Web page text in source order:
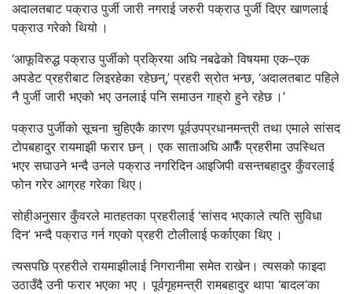
अदालतबाट पक्राउ पुर्जी जारी नगराई जरुरी पक्राउ पुर्जी दिएर खाणलाई
पक्राउ गरेको थियो ।
‘आफूविरुद्ध पक्राउ पुर्जीको प्रक्रिया अघि नबढेको विषयमा एक–एक
अपडेट प्रहरीबाट लिइरहेका रहेछन्,’ प्रहरी स्रोत भन्छ, ‘अदालतबाट पहिले
नै पुर्जी जारी भएको भए उनलाई पनि समाउन गाह्रो हुने रहेछ ।’
पक्राउ पुर्जीको सूचना चुहिएकै कारण पूर्वउपप्रधानमन्त्री तथा एमाले सांसद
टोपबहादुर रायमाझी फरार छन् । एक साताअघि आफैँ प्रहरीमा उपस्थित
भएर सघाउने भन्दै उनले पक्राउ नगरिदिन आइजिपी वसन्तबहादुर कुँवरलाई
फोन गरेर आग्रह गरेका थिए।
सोहीअनुसार कुँवरले मातहतका प्रहरीलाई ‘सांसद भएकाले त्यति सुविधा
दिन’ भन्दै पक्राउ गर्न गएको प्रहरी टोलीलाई फर्काएका थिए ।
त्यसपछि प्रहरीले रायमाझीलाई निगरानीमा समेत राखेन। त्यसको फाइदा
उठाउँदै उनी फरार भएका भए । पूर्वगृहमन्त्री रामबहादुर थापा ‘बादल’का